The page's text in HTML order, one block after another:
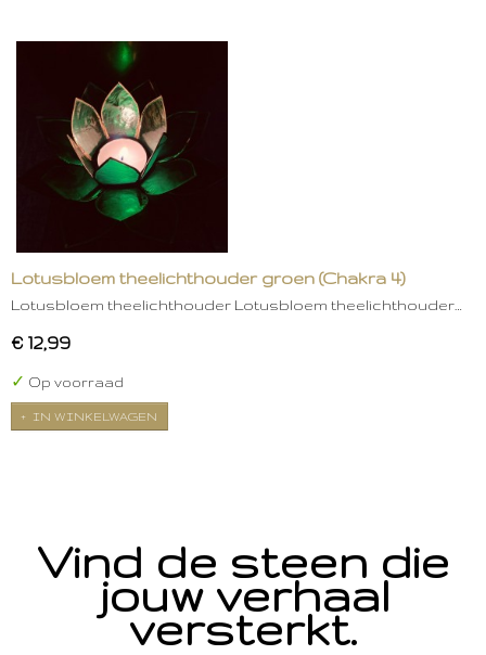
Lotusbloem theelichthouder groen (Chakra 4)
Lotusbloem theelichthouder Lotusbloem theelichthouder…
€ 12,99
✓ Op voorraad
IN WINKELWAGEN
Vind de steen die
jouw verhaal
versterkt.